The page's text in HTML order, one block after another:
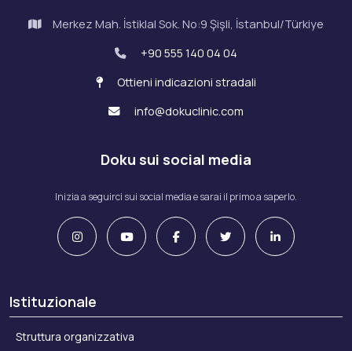
Merkez Mah. İstiklal Sok. No:9 Şişli, İstanbul/Türkiye
+90 555 140 04 04
Ottieni indicazioni stradali
info@dokuclinic.com
Doku sui social media
Inizia a seguirci sui social media e sarai il primo a saperlo.
Istituzionale
Struttura organizzativa